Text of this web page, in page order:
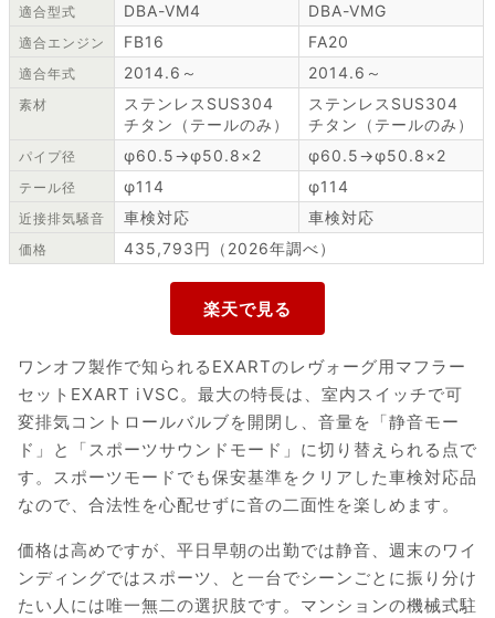
適合型式 DBA-VM4 DBA-VMG
適合エンジン FB16 FA20
適合年式 2014.6～ 2014.6～
素材
ステンレスSUS304
チタン（テールのみ）
ステンレスSUS304
チタン（テールのみ）
パイプ径 φ60.5→φ50.8×2 φ60.5→φ50.8×2
テール径 φ114 φ114
近接排気騒音 車検対応 車検対応
価格 435,793円（2026年調べ）
ワンオフ製作で知られるEXARTのレヴォーグ用マフラー
セットEXART iVSC。最大の特長は、室内スイッチで可
変排気コントロールバルブを開閉し、音量を「静音モー
ド」と「スポーツサウンドモード」に切り替えられる点で
す。スポーツモードでも保安基準をクリアした車検対応品
なので、合法性を心配せずに音の二面性を楽しめます。
価格は高めですが、平日早朝の出勤では静音、週末のワイ
ンディングではスポーツ、と一台でシーンごとに振り分け
たい人には唯一無二の選択肢です。マンションの機械式駐